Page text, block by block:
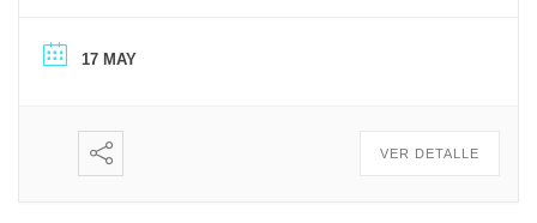
17 MAY
VER DETALLE